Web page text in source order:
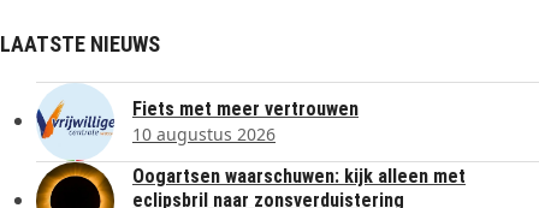
LAATSTE NIEUWS
Fiets met meer vertrouwen
10 augustus 2026
Oogartsen waarschuwen: kijk alleen met
eclipsbril naar zonsverduistering